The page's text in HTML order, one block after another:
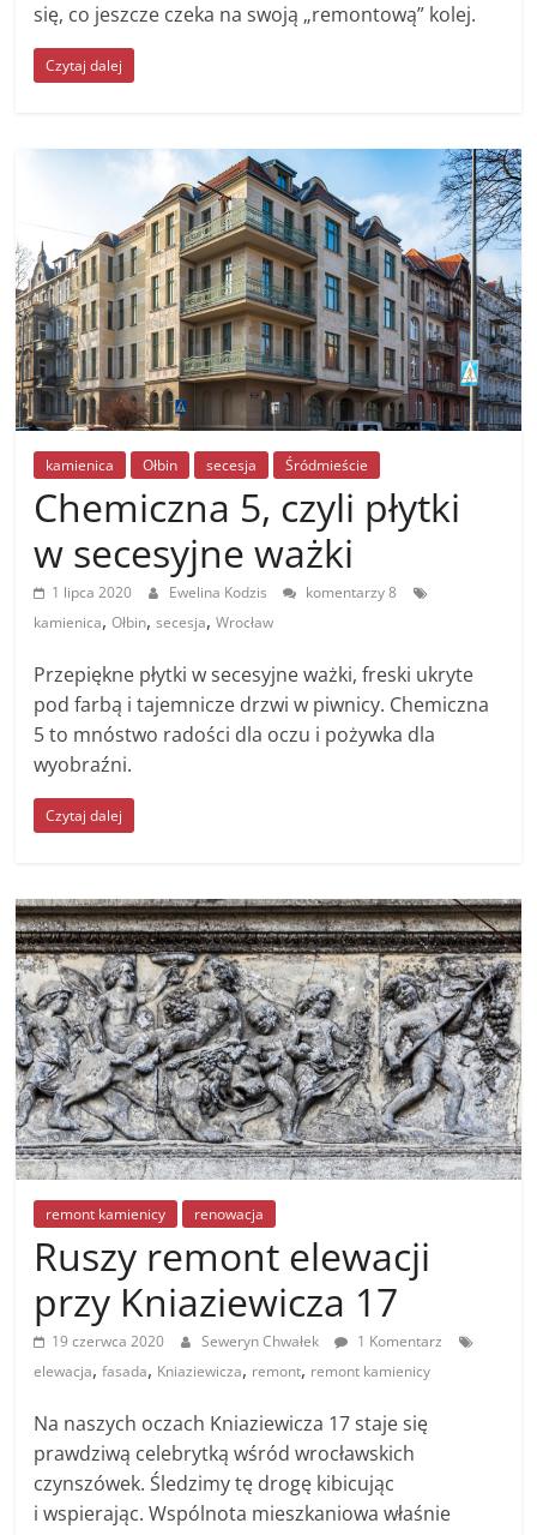
się, co jeszcze czeka na swoją „remontową” kolej.
Czytaj dalej
kamienica Ołbin secesja Śródmieście
Chemiczna 5, czyli płytki
w secesyjne ważki
1 lipca 2020 Ewelina Kodzis
komentarzy 8
kamienica,Ołbin,secesja,Wrocław
Przepiękne płytki w secesyjne ważki, freski ukryte
pod farbą i tajemnicze drzwi w piwnicy. Chemiczna
5 to mnóstwo radości dla oczu i pożywka dla
wyobraźni.
Czytaj dalej
remont kamienicy renowacja
Ruszy remont elewacji
przy Kniaziewicza 17
19 czerwca 2020 Seweryn Chwałek
1 Komentarz
elewacja,fasada, Kniaziewicza, remont, remont kamienicy
Na naszych oczach Kniaziewicza 17 staje się
prawdziwą celebrytką wśród wrocławskich
czynszówek. Śledzimy tę drogę kibicując
i wspierając. Wspólnota mieszkaniowa właśnie